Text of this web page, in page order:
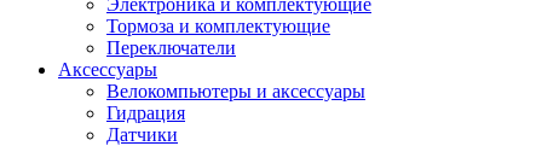
Электроника и комплектующие
Тормоза и комплектующие
Переключатели
Аксессуары
Велокомпьютеры и аксессуары
Гидрация
Датчики